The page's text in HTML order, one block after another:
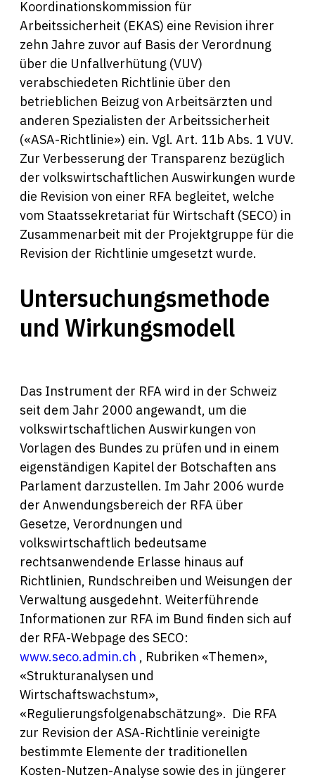
Koordinationskommission für
Arbeitssicherheit (EKAS) eine Revision ihrer
zehn Jahre zuvor auf Basis der Verordnung
über die Unfallverhütung (VUV)
verabschiedeten Richtlinie über den
betrieblichen Beizug von Arbeitsärzten und
anderen Spezialisten der Arbeitssicherheit
(«ASA-Richtlinie») ein. Vgl. Art. 11b Abs. 1 VUV.
Zur Verbesserung der Transparenz bezüglich
der volkswirtschaftlichen Auswirkungen wurde
die Revision von einer RFA begleitet, welche
vom Staatssekretariat für Wirtschaft (SECO) in
Zusammenarbeit mit der Projektgruppe für die
Revision der Richtlinie umgesetzt wurde.
Untersuchungsmethode
und Wirkungsmodell
Das Instrument der RFA wird in der Schweiz
seit dem Jahr 2000 angewandt, um die
volkswirtschaftlichen Auswirkungen von
Vorlagen des Bundes zu prüfen und in einem
eigenständigen Kapitel der Botschaften ans
Parlament darzustellen. Im Jahr 2006 wurde
der Anwendungsbereich der RFA über
Gesetze, Verordnungen und
volkswirtschaftlich bedeutsame
rechtsanwendende Erlasse hinaus auf
Richtlinien, Rundschreiben und Weisungen der
Verwaltung ausgedehnt. Weiterführende
Informationen zur RFA im Bund finden sich auf
der RFA-Webpage des SECO:
www.seco.admin.ch , Rubriken «Themen»,
«Strukturanalysen und
Wirtschaftswachstum»,
«Regulierungsfolgenabschätzung». Die RFA
zur Revision der ASA-Richtlinie vereinigte
bestimmte Elemente der traditionellen
Kosten-Nutzen-Analyse sowie des in jüngerer